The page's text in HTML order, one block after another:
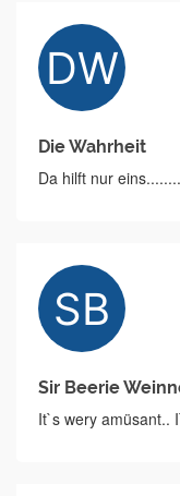
Die Wahrheit
Da hilft nur
Sir Beerie
It`s wery amüsant..